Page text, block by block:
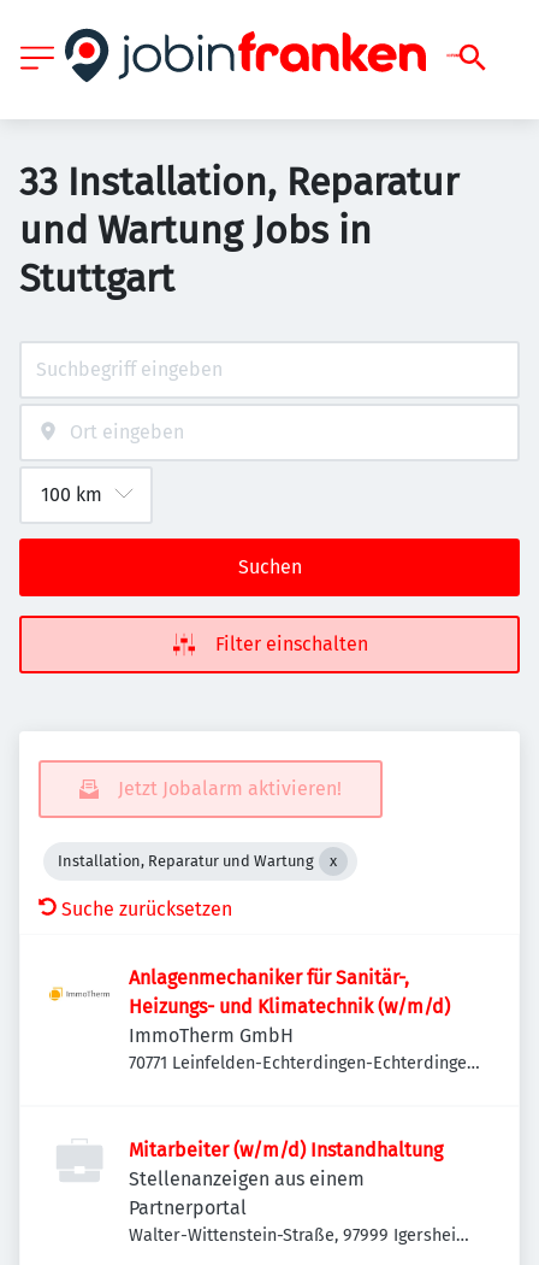
33 Installation, Reparatur
und Wartung Jobs in
Stuttgart
Suchen
Filter einschalten
Jetzt Jobalarm aktivieren!
Installation, Reparatur und Wartung
Suche zurücksetzen
Anlagenmechaniker für Sanitär-,
Heizungs- und Klimatechnik (w/m/d)
ImmoTherm GmbH
70771 Leinfelden-Echterdingen-Echterdingen,
Mitarbeiter (w/m/d) Instandhaltung
Stellenanzeigen aus einem
Partnerportal
Walter-Wittenstein-Straße, 97999 Igersheim,